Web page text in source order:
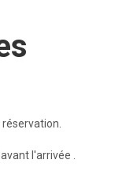
l'arrivée .